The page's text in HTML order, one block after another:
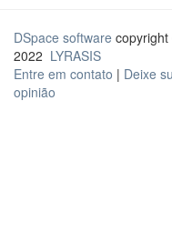
DSpace software
2022 LYRASIS
Entre em contato | Deixe
opinião